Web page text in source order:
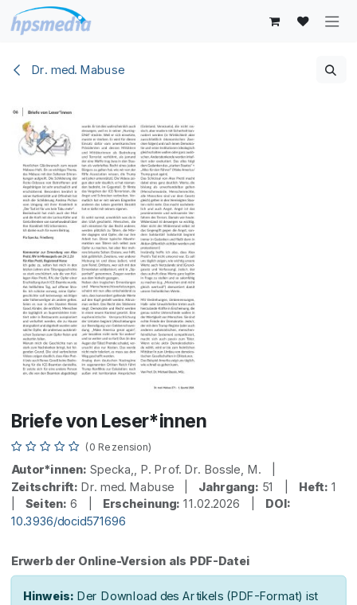
Zum Inhalt springen
Dr. med. Mabuse
Briefe von Leser*innen
(0 Rezension)
Autor*innen: Specka,, P. Prof. Dr. Bossle, M. |
Zeitschrift: Dr. med. Mabuse | Jahrgang: 51 | Heft: 1
Seiten: 6 | Erscheinung: 11.02.2026 | DOI:
10.3936/docid571696
Erwerb der Online-Version als PDF-Datei
Hinweis: Der Download des Artikels (PDF-Format) ist